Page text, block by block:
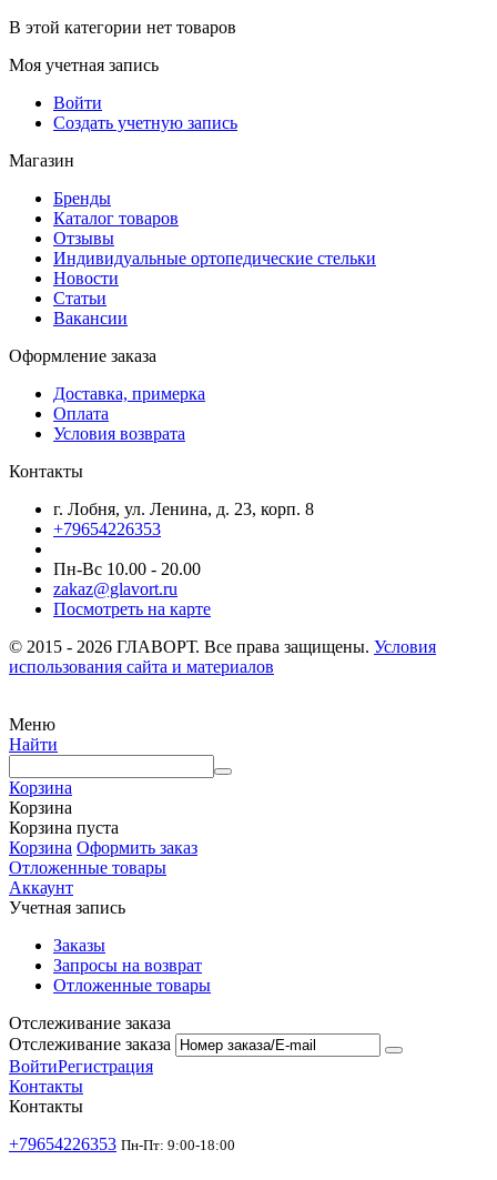
В этой категории нет товаров
Моя учетная запись
Войти
Создать учетную запись
Магазин
Бренды
Каталог товаров
Отзывы
Индивидуальные ортопедические стельки
Новости
Статьи
Вакансии
Оформление заказа
Доставка, примерка
Оплата
Условия возврата
Контакты
г. Лобня, ул. Ленина, д. 23, корп. 8
+79654226353
Пн-Вс 10.00 - 20.00
zakaz@glavort.ru
Посмотреть на карте
© 2015 - 2026 ГЛАВОРТ. Все права защищены. Условия
использования сайта и материалов
Меню
Найти
Корзина
Корзина
Корзина пуста
Корзина Оформить заказ
Отложенные товары
Аккаунт
Учетная запись
Заказы
Запросы на возврат
Отложенные товары
Отслеживание заказа
Отслеживание заказа
ВойтиРегистрация
Контакты
Контакты
+79654226353 Пн-Пт: 9:00-18:00